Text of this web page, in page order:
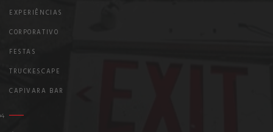
EXPERIÊNCIAS
CORPORATIVO
FESTAS
TRUCKESCAPE
CAPIVARA BAR